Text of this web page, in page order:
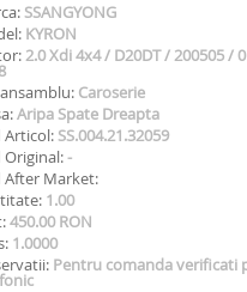
SSANGYONG
KYRON
2.0 Xdi 4x4 / D20DT / 200505 /
Caroserie
Aripa Spate Dreapta
Articol: SS.004.21.32059
Original:-
After Market:
1.00
450.00 RON
1.0000
Pentru comanda verificati